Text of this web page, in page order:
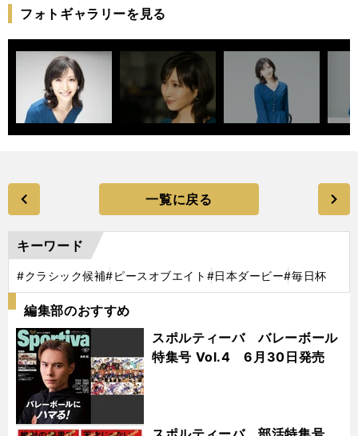
フォトギャラリーを見る
一覧に戻る
キーワード
#クラシック候補#ピースオブエイト #日本ダービー#毎日杯
編集部のおすすめ
スポルティーバ バレーボール
特集号 Vol.4 6月30日発売